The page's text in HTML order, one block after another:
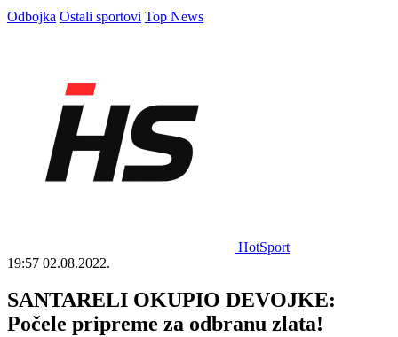
Odbojka Ostali sportovi Top News
HotSport
19:57 02.08.2022.
SANTARELI OKUPIO DEVOJKE:
Počele pripreme za odbranu zlata!